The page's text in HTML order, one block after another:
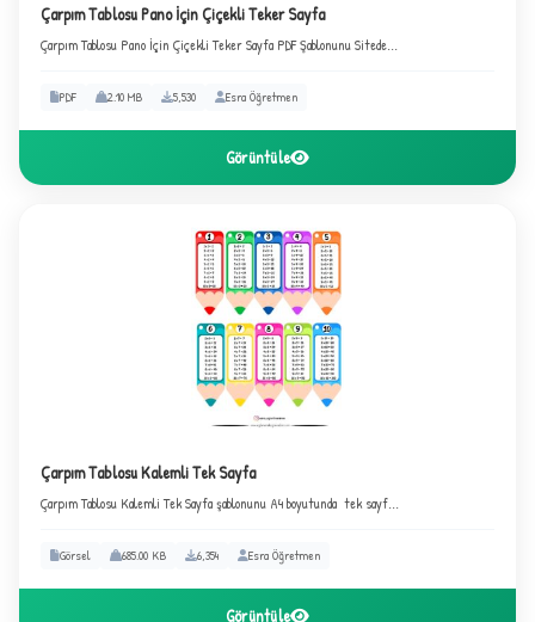
Çarpım Tablosu Pano İçin Çiçekli Teker Sayfa
Çarpım Tablosu Pano İçin Çiçekli Teker Sayfa PDF Şablonunu Sitede...
PDF 2.10 MB 5,530 Esra Öğretmen
Görüntüle
Çarpım Tablosu Kalemli Tek Sayfa
Çarpım Tablosu Kalemli Tek Sayfa şablonunu A4 boyutunda tek sayf...
Görsel 685.00 KB 6,354 Esra Öğretmen
Görüntüle